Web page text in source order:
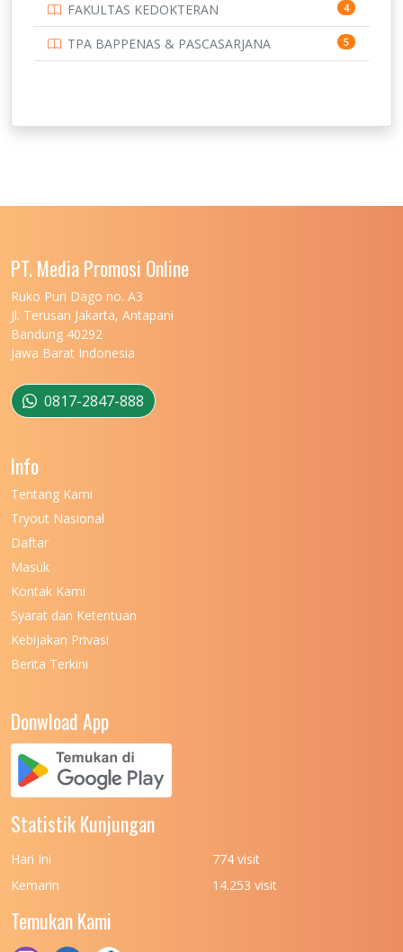
11
144
UNIVERSITAS JEMBER
UNIVERSITAS MALIKUSSALEH
UNIVERSITAS MARITIM RAJA ALI HAJI
UNIVERSITAS MATARAM
UNIVERSITAS MULAWARMAN
UNIVERSITAS MUSAMUS
UNIVERSITAS NEGERI KHAIRUN
UNIVERSITAS NEGERI MANADO
UNIVERSITAS NEGERI MEDAN
UNIVERSITAS NEGERI PADANG
UNIVERSITAS NUSA CENDANA
UNIVERSITAS PADJADJARAN
UNIVERSITAS PATTIMURA
(UPN) VETERAN JAKARTA
UNIVERSITAS PEMBANGUNAN NASIONAL
(UPN) VETERAN JAWA TIMUR
FAKULTAS KEDOKTERAN 4
TPA BAPPENAS & PASCASARJANA 5
PT. Media Promosi Online
Ruko Puri Dago no. A3
Jl. Terusan Jakarta, Antapani
Bandung 40292
Jawa Barat Indonesia
0817-2847-888
Info
Tentang Kami
Tryout Nasional
Daftar
Masuk
Kontak Kami
Syarat dan Ketentuan
Kebijakan Privasi
Berita Terkini
Donwload App
Statistik Kunjungan
Hari Ini
774 visit
Kemarin
14.253 visit
Temukan Kami